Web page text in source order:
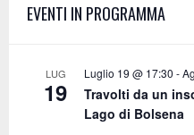
o
EVENTI IN PROGRAMMA
LUG
19
Luglio 19 @ 17:30 -
Travolti da un
Lago di Bolsena